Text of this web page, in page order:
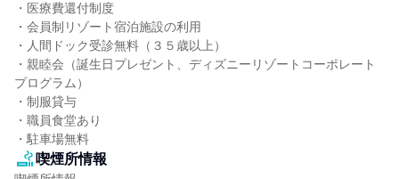
・医療費還付制度
・会員制リゾート宿泊施設の利用
・人間ドック受診無料（３５歳以上）
・親睦会（誕生日プレゼント、ディズニーリゾートコーポレート
プログラム）
・制服貸与
・職員食堂あり
・駐車場無料
喫煙所情報